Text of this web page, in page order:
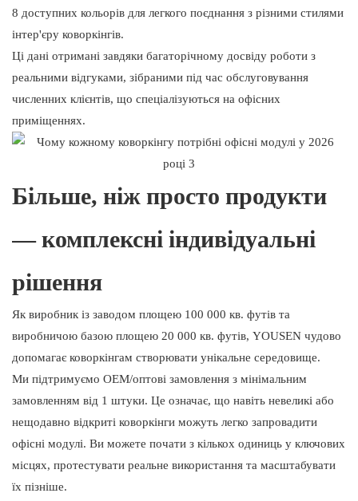
8 доступних кольорів для легкого поєднання з різними стилями
інтер'єру коворкінгів.
Ці дані отримані завдяки багаторічному досвіду роботи з
реальними відгуками, зібраними під час обслуговування
численних клієнтів, що спеціалізуються на офісних
приміщеннях.
Більше, ніж просто продукти
— комплексні індивідуальні
рішення
Як виробник із заводом площею 100 000 кв. футів та
виробничою базою площею 20 000 кв. футів, YOUSEN чудово
допомагає коворкінгам створювати унікальне середовище.
Ми підтримуємо OEM/оптові замовлення з мінімальним
замовленням від 1 штуки. Це означає, що навіть невеликі або
нещодавно відкриті коворкінги можуть легко запровадити
офісні модулі. Ви можете почати з кількох одиниць у ключових
місцях, протестувати реальне використання та масштабувати
їх пізніше.